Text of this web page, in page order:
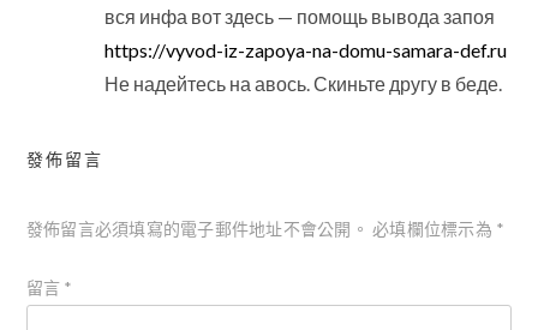
вся инфа вот здесь — помощь вывода запоя
https://vyvod-iz-zapoya-na-domu-samara-def.ru
Не надейтесь на авось. Скиньте другу в беде.
發佈留言
發佈留言必須填寫的電子郵件地址不會公開。 必填欄位標示為 *
留言 *